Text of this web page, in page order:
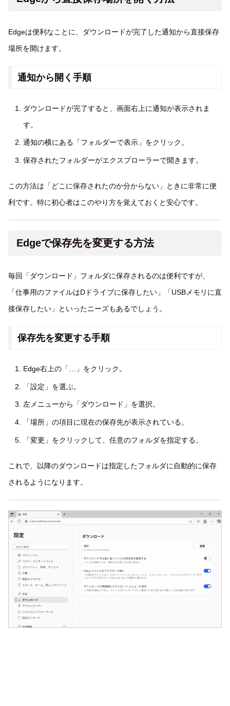
Edgeは便利なことに、ダウンロードが完了した通知から直接保存
場所を開けます。
通知から開く手順
ダウンロードが完了すると、画面右上に通知が表示されま
す。
通知の横にある「フォルダーで表示」をクリック。
保存されたフォルダーがエクスプローラーで開きます。
この方法は「どこに保存されたのか分からない」ときに非常に便
利です。特に初心者はこのやり方を覚えておくと安心です。
Edgeで保存先を変更する方法
毎回「ダウンロード」フォルダに保存されるのは便利ですが、
「仕事用のファイルはDドライブに保存したい」「USBメモリに直
接保存したい」といったニーズもあるでしょう。
保存先を変更する手順
Edge右上の「…」をクリック。
「設定」を選ぶ。
左メニューから「ダウンロード」を選択。
「場所」の項目に現在の保存先が表示されている。
「変更」をクリックして、任意のフォルダを指定する。
これで、以降のダウンロードは指定したフォルダに自動的に保存
されるようになります。